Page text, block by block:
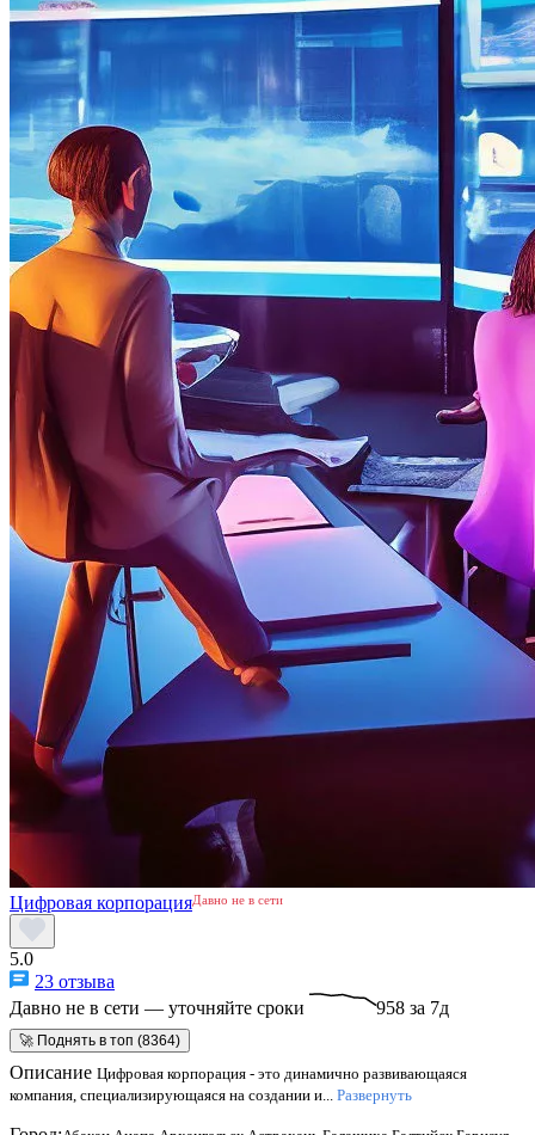
Цифровая корпорацияДавно не в сети
5.0
23 отзыва
Давно не в сети — уточняйте сроки
958 за 7д
🚀 Поднять в топ (8364)
Описание Цифровая корпорация - это динамично развивающаяся
компания, специализирующаяся на создании и...
Развернуть